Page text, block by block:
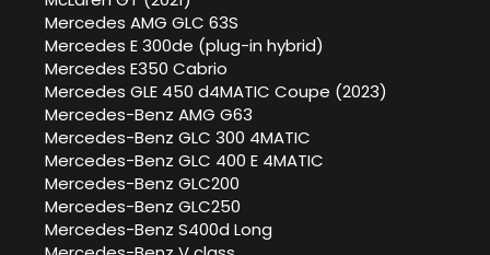
Mercedes AMG GLC 63S
Mercedes E 300de (plug-in hybrid)
Mercedes E350 Cabrio
Mercedes GLE 450 d4MATIC Coupe (2023)
Mercedes-Benz AMG G63
Mercedes-Benz GLC 300 4MATIC
Mercedes-Benz GLC 400 E 4MATIC
Mercedes-Benz GLC200
Mercedes-Benz GLC250
Mercedes-Benz S400d Long